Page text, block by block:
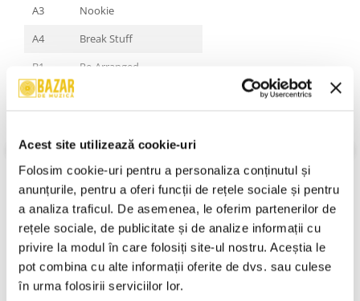
Acest site utilizează cookie-uri
Folosim cookie-uri pentru a personaliza conținutul și
anunțurile, pentru a oferi funcții de rețele sociale și pentru
a analiza traficul. De asemenea, le oferim partenerilor de
rețele sociale, de publicitate și de analize informații cu
privire la modul în care folosiți site-ul nostru. Aceștia le
pot combina cu alte informații oferite de dvs. sau culese
în urma folosirii serviciilor lor.
A3
Nookie
A4
Break Stuff
B1
Re-Arranged
B2
C1
Don't Go Off Wandering
C2
9 Teen 90 Nine
C3
N 2 Gether Now
C4
Trust?
D1
No Sex
D2
Show Me What You Got
Stare Coperta:Mint (M)
Stare Disc:Mint (M)
Gen:Hip Hop, Rock
Stil:Nu Metal
An Lansare:
1999
Informatii conformitate produs